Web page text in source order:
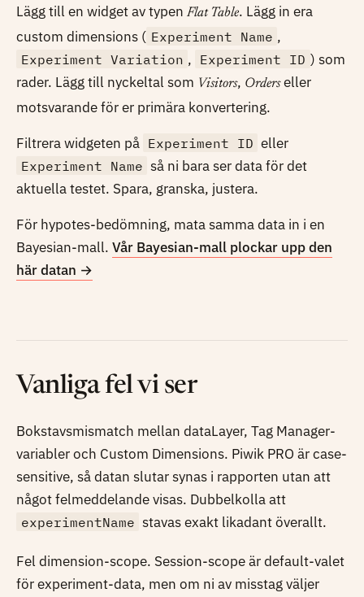
Lägg till en widget av typen Flat Table. Lägg in era
custom dimensions ( Experiment Name ,
Experiment Variation , Experiment ID ) som
rader. Lägg till nyckeltal som Visitors, Orderseller
motsvarande för er primära konvertering.
Filtrera widgeten på Experiment ID eller
Experiment Name så ni bara ser data för det
aktuella testet. Spara, granska, justera.
För hypotes-bedömning, mata samma data in i en
Bayesian-mall. Vår Bayesian-mall plockar upp den
här datan →
Vanliga fel vi ser
Bokstavsmismatch mellan dataLayer, Tag Manager-
variabler och Custom Dimensions. Piwik PRO är case-
sensitive, så datan slutar synas i rapporten utan att
något felmeddelande visas. Dubbelkolla att
experimentName stavas exakt likadant överallt.
Fel dimension-scope. Session-scope är default-valet
för experiment-data, men om ni av misstag väljer